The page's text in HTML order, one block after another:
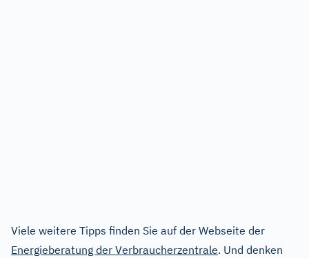
Viele weitere Tipps finden Sie auf der Webseite der
Energieberatung der Verbraucherzentrale. Und denken